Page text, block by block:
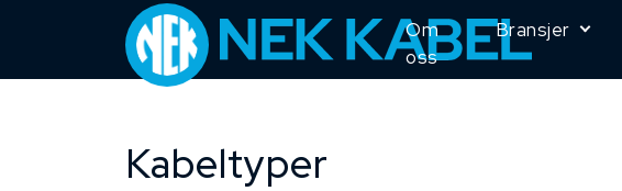
Om
oss
Bransjer
Kabeltyper